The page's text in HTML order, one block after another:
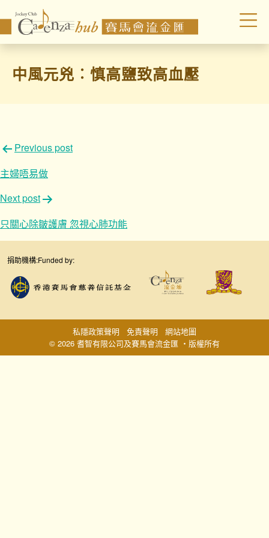
中風元兇︰慎高鹽致高血壓
文
章
導
覽
Previous post
主婦唔易做
Next post
只關心除皺護膚 忽視心肺功能
捐助機構:Funded by:
© 2026 耆智有限公司及賽馬會流金匯 ‧版權所有
私隱政策聲明 免責聲明 網站地圖